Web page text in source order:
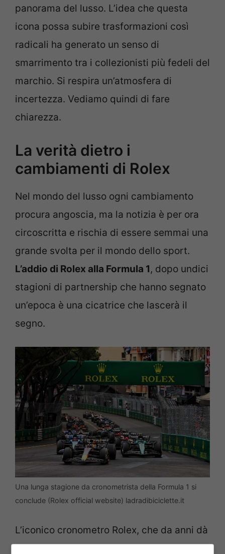
panorama del lusso. L’idea che questa
icona possa subire trasformazioni così
radicali ha generato un senso di
smarrimento tra i collezionisti più fedeli del
marchio. Si respira un’atmosfera di
incertezza. Vediamo quindi di fare
chiarezza.
La verità dietro i
cambiamenti di Rolex
Nel mondo del lusso ogni cambiamento
procura angoscia, ma la notizia è per ora
circoscritta e rischia di essere semmai una
grande svolta per il mondo dello sport.
L’addio di Rolex alla Formula 1, dopo undici
stagioni di partnership che hanno segnato
un’epoca è una cicatrice che lascerà il
segno.
Una lunga stagione da cronometrista della Formula 1 si
conclude (Rolex official website) ladradibiciclette.it
L’iconico cronometro Rolex, che da anni dà
il via al giro di formazione e alla gara,